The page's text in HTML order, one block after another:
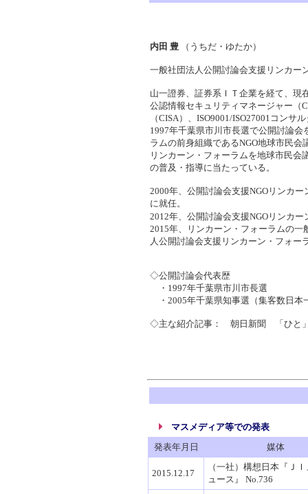
内田 豊 （うちだ・ゆたか）
一般社団法人公開討論会支援リンカー
山一證券、証券系ＩＴ企業を経て、現
公認情報セキュリティマネージャー（
（CISA）、ISO9001/ISO27001 コンサ
1997年千葉県市川市長選で公開討論
ラムの前身組織であるNGO地球市民
リンカーン・フォーラムを地球市民会
の普及・指導に当たっている。
2000年、公開討論会支援NGOリンカ
に就任。
2012年、公開討論会支援NGOリンカ
2015年、
リンカーン・フォーラムの一
人公開討論会支援リンカーン・フォー
◇公開討論会代表歴
・1997年千葉県市川市長選
・2005年千葉県知事選（集客数日本
◇主な紹介記事： 朝日新聞 「ひと
マスメディア等での発表
発表年月日
媒体
2015.12.17
（一社）構想日本『Ｊ
ュース』 No.736